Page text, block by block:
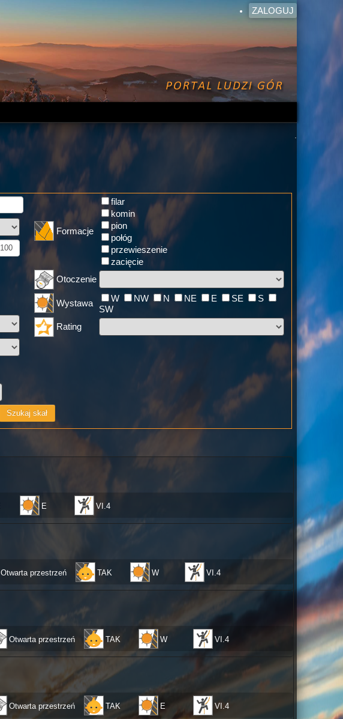
ZALOGUJ
Formacje
filar
komin
pion
połóg
przewieszenie
zacięcie
Otoczenie
Wystawa W NW N NE E SE
S
SW
Rating
E VI.4
Otwarta przestrzeń TAK W VI.4
Otwarta przestrzeń TAK W VI.4
Otwarta przestrzeń TAK E VI.4